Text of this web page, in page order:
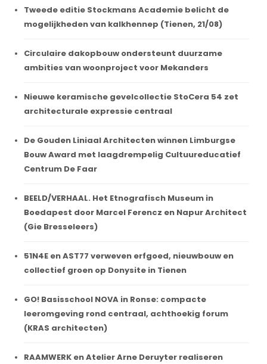
Tweede editie Stockmans Academie belicht de
mogelijkheden van kalkhennep (Tienen, 21/08)
Circulaire dakopbouw ondersteunt duurzame
ambities van woonproject voor Mekanders
Nieuwe keramische gevelcollectie StoCera 54 zet
architecturale expressie centraal
De Gouden Liniaal Architecten winnen Limburgse
Bouw Award met laagdrempelig Cultuureducatief
Centrum De Faar
BEELD/VERHAAL. Het Etnografisch Museum in
Boedapest door Marcel Ferencz en Napur Architect
(Gie Bresseleers)
51N4E en AST77 verweven erfgoed, nieuwbouw en
collectief groen op Donysite in Tienen
GO! Basisschool NOVA in Ronse: compacte
leeromgeving rond centraal, achthoekig forum
(KRAS architecten)
RAAMWERK en Atelier Arne Deruyter realiseren